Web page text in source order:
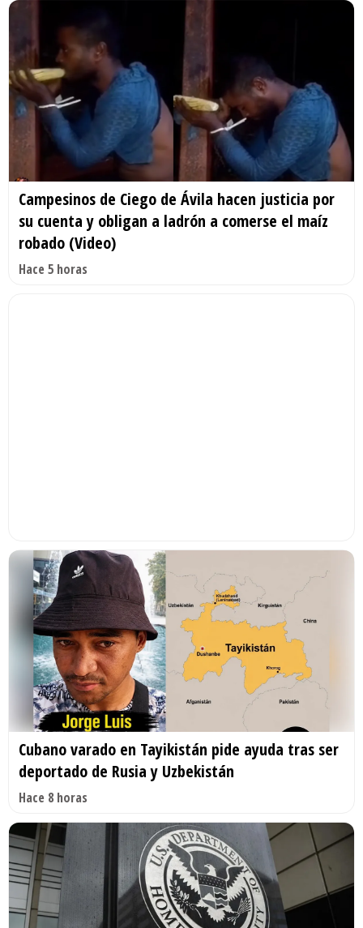
Campesinos de Ciego de Ávila hacen justicia por
su cuenta y obligan a ladrón a comerse el maíz
robado (Video)
Hace 5 horas
Cubano varado en Tayikistán pide ayuda tras ser
deportado de Rusia y Uzbekistán
Hace 8 horas